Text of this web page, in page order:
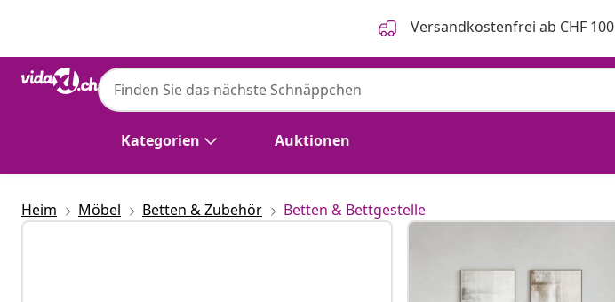
Versandkostenfrei ab CHF 100
Kategorien Auktionen
vidaXL
vidaXL Bettgestell ohne Matratze Räuchereiche 160x200 cm
Holzwerkstoff
Heim Möbel Betten & Zubehör Betten & Bettgestelle